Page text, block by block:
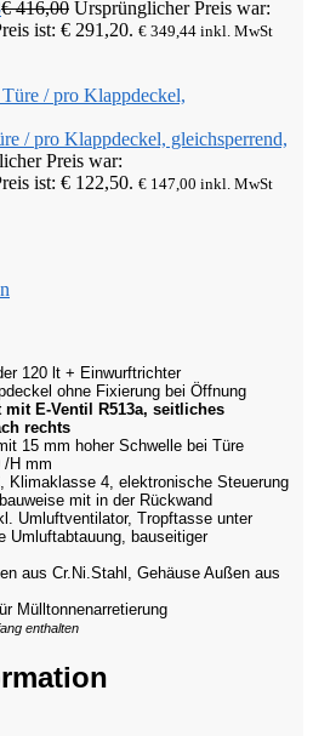
€416,00 Ursprünglicher Preis war:
ist: € 291,20. € 349,44 inkl. MwSt
/ pro Klappdeckel, gleichsperrend,
Preis war:
ist: € 122,50. € 147,00 inkl. MwSt
120 lt + Einwurftrichter
ohne Fixierung bei Öffnung
E-Ventil R513a, seitliches
rechts
15 mm hoher Schwelle bei Türe
/H mm
Klimaklasse 4, elektronische Steuerung
mit in der Rückwand
Umluftventilator, Tropftasse unter
Umluftabtauung, bauseitiger
aus Cr.Ni.Stahl, Gehäuse Außen aus
Mülltonnenarretierung
enthalten